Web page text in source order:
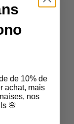
de 10% de
achat, mais
nos
🌸